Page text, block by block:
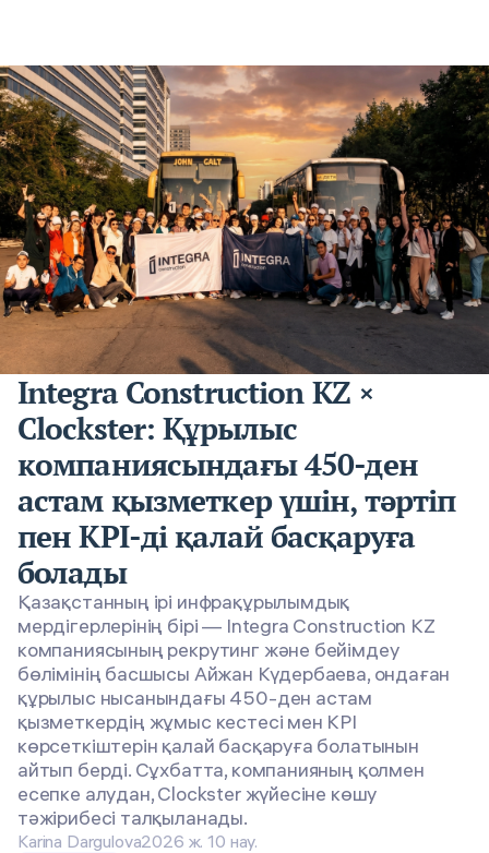
Integra Construction KZ ×
Clockster: Құрылыс
компаниясындағы 450-ден
астам қызметкер үшін, тәртіп
пен KPI-ді қалай басқаруға
болады
Қазақстанның ірі инфрақұрылымдық
мердігерлерінің бірі — Integra Construction KZ
компаниясының рекрутинг және бейімдеу
бөлімінің басшысы Айжан Күдербаева, ондаған
құрылыс нысанындағы 450-ден астам
қызметкердің жұмыс кестесі мен KPI
көрсеткіштерін қалай басқаруға болатынын
айтып берді. Сұхбатта, компанияның қолмен
есепке алудан, Clockster жүйесіне көшу
тәжірибесі талқыланады.
Karina Dargulova2026 ж. 10 нау.